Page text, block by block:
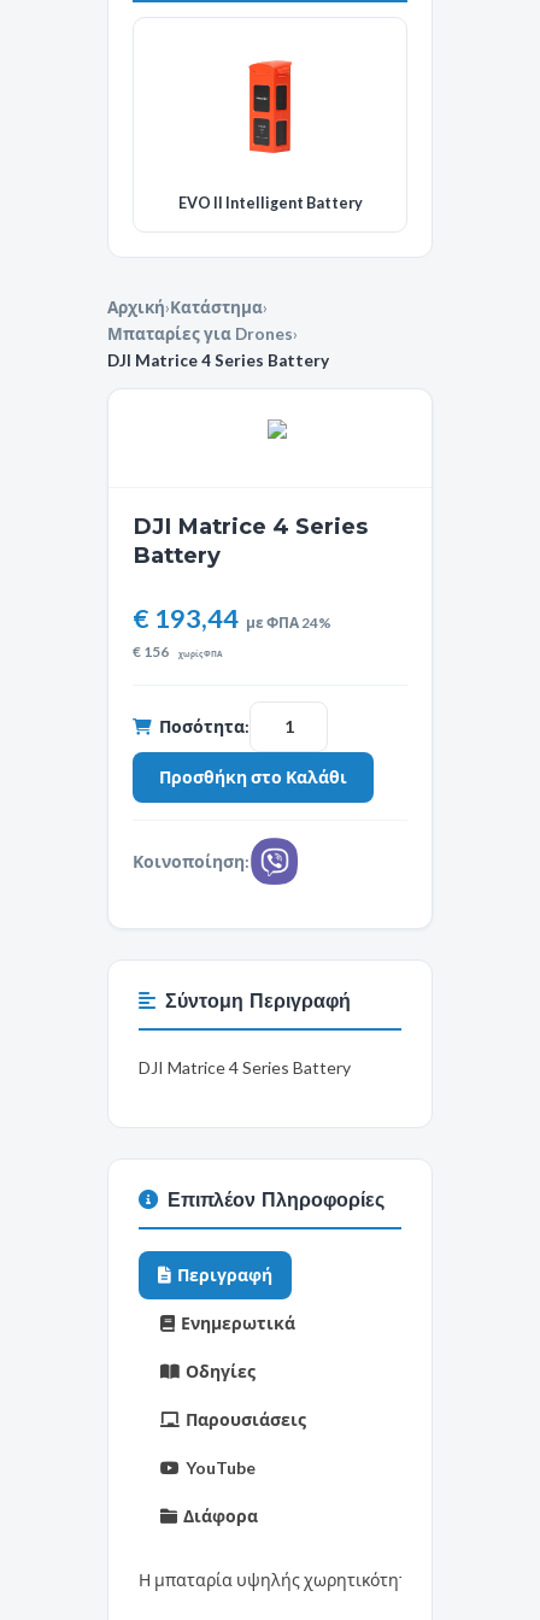
EVO II Intelligent Battery
Αρχική›Κατάστημα›
Μπαταρίες για Drones›
DJI Matrice 4 Series Battery
DJI Matrice 4 Series
Battery
€ 193,44 με ΦΠΑ 24%
€ 156 χωρίς ΦΠΑ
Ποσότητα:
Κοινοποίηση:
Σύντομη Περιγραφή
DJI Matrice 4 Series Battery
Επιπλέον Πληροφορίες
Περιγραφή
Ενημερωτικά
Οδηγίες
Παρουσιάσεις
YouTube
Διάφορα
Η μπαταρία υψηλής χωρητικότητας 99 Wh